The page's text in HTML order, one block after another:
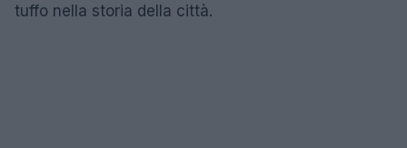
tuffo nella storia della città.